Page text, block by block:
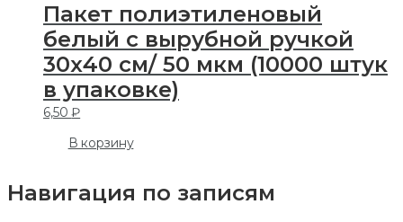
Пакет полиэтиленовый
белый с вырубной ручкой
30х40 см/ 50 мкм (10000 штук
в упаковке)
6,50₽
В корзину
Навигация по записям